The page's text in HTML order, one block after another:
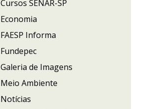
Cursos SENAR-SP
Economia
FAESP Informa
Fundepec
Galeria de Imagens
Meio Ambiente
Notícias